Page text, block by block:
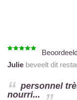
Julie beveelt dit
personnel
nourri...